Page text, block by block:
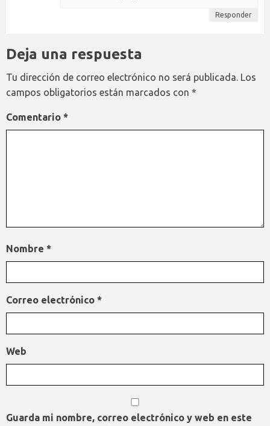
Responder
Deja una respuesta
Tu dirección de correo electrónico no será publicada. Los
campos obligatorios están marcados con *
Comentario *
Nombre *
Correo electrónico *
Web
Guarda mi nombre, correo electrónico y web en este